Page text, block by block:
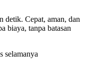
detik. Cepat, aman, dan
biaya, tanpa batasan
selamanya